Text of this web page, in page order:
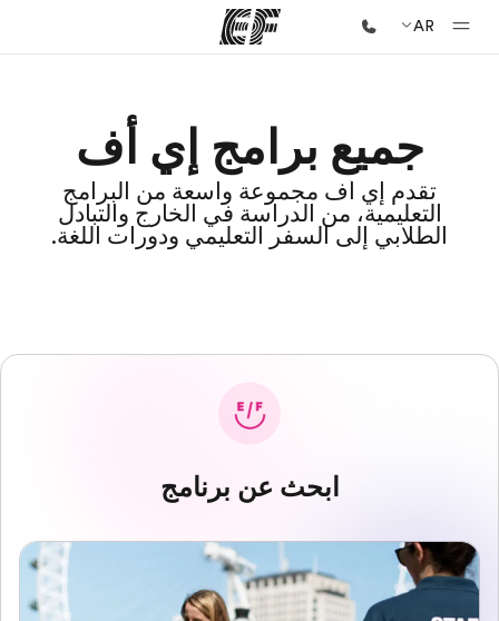
AR
أهلا بكم في إي أف
شاهد كل ما نقوم به
نبذة عنا
جميع برامج إي أف
تقدم إي أف مجموعة واسعة من البرامج
التعليمية، من الدراسة في الخارج والتبادل
الطلابي إلى السفر التعليمي ودورات اللغة.
ابحث عن برنامج